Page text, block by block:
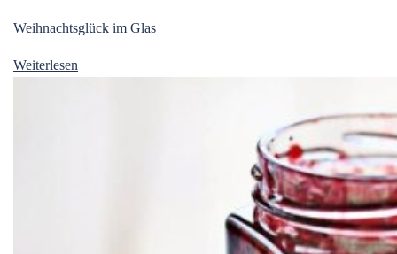
Weihnachtsglück im Glas
Weiterlesen